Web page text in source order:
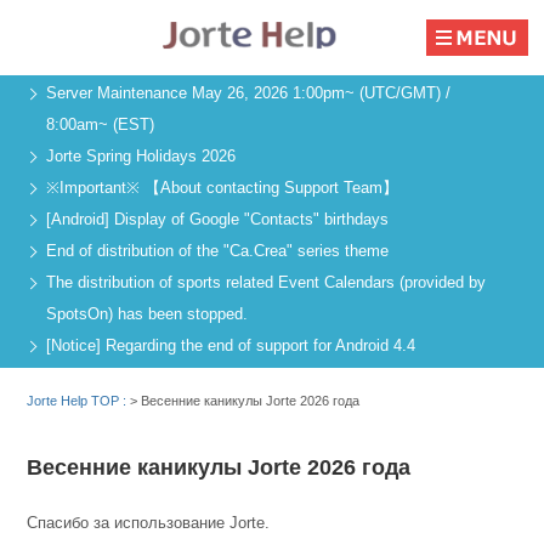
Server Maintenance May 26, 2026 1:00pm~ (UTC/GMT) /
8:00am~ (EST)
Jorte Spring Holidays 2026
※Important※ 【About contacting Support Team】
[Android] Display of Google "Contacts" birthdays
End of distribution of the "Ca.Crea" series theme
The distribution of sports related Event Calendars (provided by
SpotsOn) has been stopped.
[Notice] Regarding the end of support for Android 4.4
Jorte Help TOP :> Весенние каникулы Jorte 2026 года
Весенние каникулы Jorte 2026 года
Спасибо за использование Jorte.